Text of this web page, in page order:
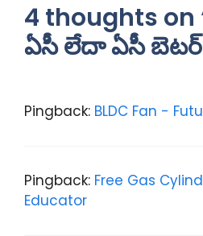
4 thoughts on
ఏసీ లేదా ఏసీ
Pingback: BLDC Fan -
Pingback: Free Gas
Educator